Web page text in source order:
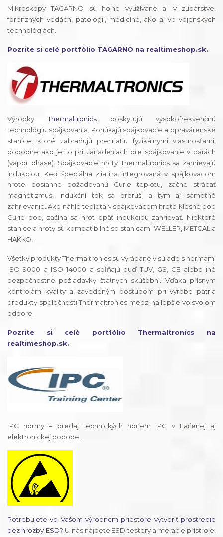
Mikroskopy TAGARNO sú hojne využívané aj v zubárstve,
forenzných vedách, patológií, medicíne, ako aj vo vojenských
technológiách.
Pozrite si celé portfólio TAGARNO na realtimeshop.sk.
VýrobkyThermaltronics poskytujú vysokofrekvenčnú
technológiu spájkovania. Ponúkajú spájkovacie a opravárenské
stanice, ktoré zabraňujú prehriatiu fyzikálnymi vlastnosťami,
podobne ako je to pri zariadeniach pre spájkovanie v parách
(vapor phase). Spájkovacie hroty Thermaltronics sa zahrievajú
indukciou. Keď špeciálna zliatina integrovaná v spájkovacom
hrote dosiahne požadovanú Curie teplotu, začne strácať
magnetizmus, indukční tok sa preruší a tým aj samotné
zahrievanie. Ako náhle teplota v spájkovacom hrote klesne pod
Curie bod, začína sa hrot opäť indukciou zahrievať. Niektoré
stanice a hroty sú kompatibilné so stanicami WELLER, METCAL a
HAKKO.
Všetky produkty Thermaltronics sú vyrábané v súlade s normami
ISO 9000 a ISO 14000 a spĺňajú buď TUV, GS, CE alebo iné
bezpečnostné požiadavky štátnych skúšobní. Vďaka prísnym
kontrolám kvality a zavedeným postupom pri výrobe patria
produkty spoločnosti Thermaltronics medzi najlepšie vo svojom
odbore.
Pozrite si celé portfólio Thermaltronics na
realtimeshop.sk.
IPC normy – predaj technických noriem IPC v tlačenej aj
elektronickej podobe.
Potrebujete vo Vašom výrobnom priestore vytvoriť prostredie
bez hrozby ESD? U nás nájdete ESD testery a meracie prístroje,